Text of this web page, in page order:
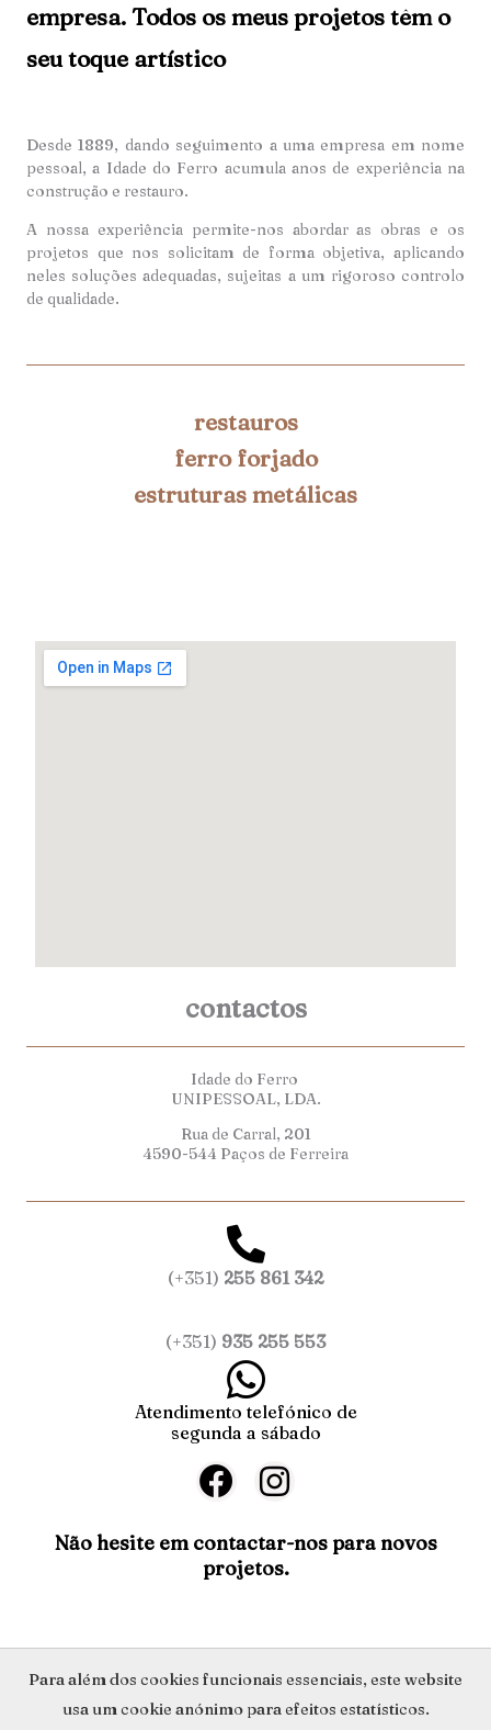
empresa. Todos os meus projetos têm o
seu toque artístico
Desde 1889, dando seguimento a uma empresa em nome
pessoal, a Idade do Ferro acumula anos de experiência na
construção e restauro.
A nossa experiência permite-nos abordar as obras e os
projetos que nos solicitam de forma objetiva, aplicando
neles soluções adequadas, sujeitas a um rigoroso controlo
de qualidade.
restauros
ferro forjado
estruturas metálicas
contactos
Idade do Ferro
UNIPESSOAL, LDA.
Rua de Carral, 201
4590-544 Paços de Ferreira
(+351) 255 861 342
(+351) 935 255 553
Atendimento telefónico de
segunda a sábado
F
a
c
e
o
o
k
I
n
s
t
g
r
a
Não hesite em contactar-nos para novos
projetos.
Política de Privacidade
Para além dos cookies funcionais essenciais, este website
usa um cookie anónimo para efeitos estatísticos.